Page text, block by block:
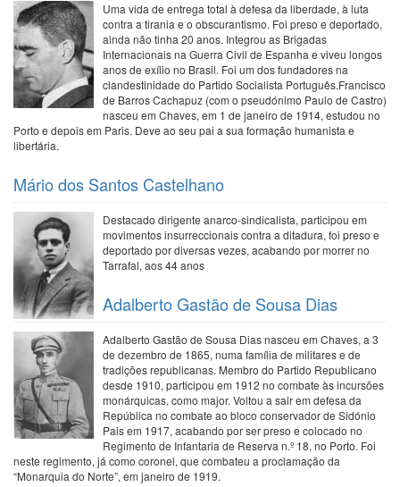
Uma vida de entrega total à defesa da liberdade, à luta
contra a tirania e o obscurantismo. Foi preso e deportado,
ainda não tinha 20 anos. Integrou as Brigadas
Internacionais na Guerra Civil de Espanha e viveu longos
anos de exílio no Brasil. Foi um dos fundadores na
clandestinidade do Partido Socialista Português.Francisco
de Barros Cachapuz (com o pseudónimo Paulo de Castro)
nasceu em Chaves, em 1 de janeiro de 1914, estudou no
Porto e depois em Paris. Deve ao seu pai a sua formação humanista e
libertária.
Mário dos Santos Castelhano
Destacado dirigente anarco-sindicalista, participou em
movimentos insurreccionais contra a ditadura, foi preso e
deportado por diversas vezes, acabando por morrer no
Tarrafal, aos 44 anos
Adalberto Gastão de Sousa Dias
Adalberto Gastão de Sousa Dias nasceu em Chaves, a 3
de dezembro de 1865, numa família de militares e de
tradições republicanas. Membro do Partido Republicano
desde 1910, participou em 1912 no combate às incursões
monárquicas, como major. Voltou a sair em defesa da
República no combate ao bloco conservador de Sidónio
Pais em 1917, acabando por ser preso e colocado no
Regimento de Infantaria de Reserva n.º 18, no Porto. Foi
neste regimento, já como coronel, que combateu a proclamação da
“Monarquia do Norte”, em janeiro de 1919.